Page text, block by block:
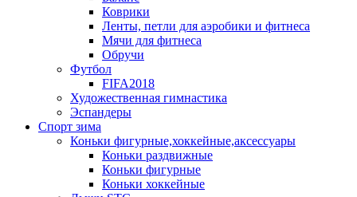
Коврики
Ленты, петли для аэробики и фитнеса
Мячи для фитнеса
Обручи
Футбол
FIFA2018
Художественная гимнастика
Эспандеры
Спорт зима
Коньки фигурные,хоккейные,аксессуары
Коньки раздвижные
Коньки фигурные
Коньки хоккейные